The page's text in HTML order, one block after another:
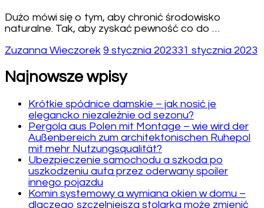
Dużo mówi się o tym, aby chronić środowisko
naturalne. Tak, aby zyskać pewność co do …
Zuzanna Wieczorek 9 stycznia 202331 stycznia 2023
Najnowsze wpisy
Krótkie spódnice damskie – jak nosić je
elegancko niezależnie od sezonu?
Pergola aus Polen mit Montage – wie wird der
Außenbereich zum architektonischen Ruhepol
mit mehr Nutzungsqualität?
Ubezpieczenie samochodu a szkoda po
uszkodzeniu auta przez oderwany spoiler
innego pojazdu
Komin systemowy a wymiana okien w domu –
dlaczego szczelniejsza stolarka może zmienić